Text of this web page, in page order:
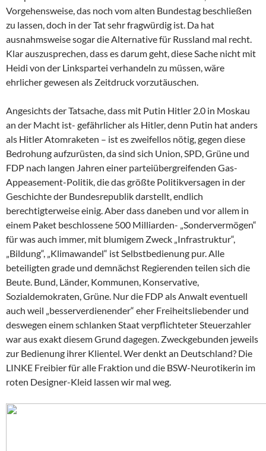
Vorgehensweise, das noch vom alten Bundestag beschließen
zu lassen, doch in der Tat sehr fragwürdig ist. Da hat
ausnahmsweise sogar die Alternative für Russland mal recht.
Klar auszusprechen, dass es darum geht, diese Sache nicht mit
Heidi von der Linkspartei verhandeln zu müssen, wäre
ehrlicher gewesen als Zeitdruck vorzutäuschen.
Angesichts der Tatsache, dass mit Putin Hitler 2.0 in Moskau
an der Macht ist- gefährlicher als Hitler, denn Putin hat anders
als Hitler Atomraketen – ist es zweifellos nötig, gegen diese
Bedrohung aufzurüsten, da sind sich Union, SPD, Grüne und
FDP nach langen Jahren einer parteiübergreifenden Gas-
Appeasement-Politik, die das größte Politikversagen in der
Geschichte der Bundesrepublik darstellt, endlich
berechtigterweise einig. Aber dass daneben und vor allem in
einem Paket beschlossene 500 Milliarden- „Sondervermögen“
für was auch immer, mit blumigem Zweck „Infrastruktur“,
„Bildung“, „Klimawandel“ ist Selbstbedienung pur. Alle
beteiligten grade und demnächst Regierenden teilen sich die
Beute. Bund, Länder, Kommunen, Konservative,
Sozialdemokraten, Grüne. Nur die FDP als Anwalt eventuell
auch weil „besserverdienender“ eher Freiheitsliebender und
deswegen einem schlanken Staat verpflichteter Steuerzahler
war aus exakt diesem Grund dagegen. Zweckgebunden jeweils
zur Bedienung ihrer Klientel. Wer denkt an Deutschland? Die
LINKE Freibier für alle Fraktion und die BSW-Neurotikerin im
roten Designer-Kleid lassen wir mal weg.